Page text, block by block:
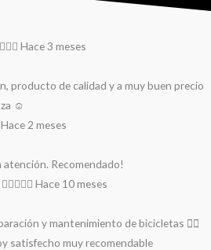
Hace 3 meses
producto de calidad y a muy buen precio
☺️
Hace 2 meses
atención. Recomendado!
Hace 10 meses
y mantenimiento de bicicletas 🚵‍♀️
satisfecho muy recomendable